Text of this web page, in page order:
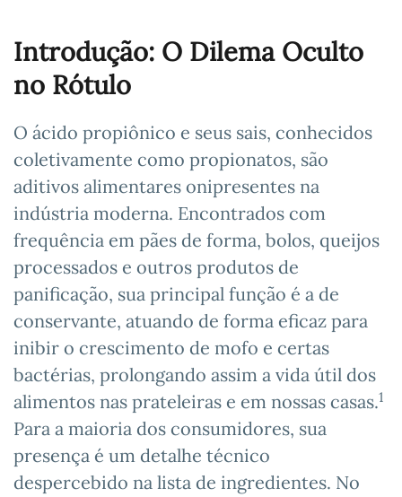
Introdução: O Dilema Oculto
no Rótulo
O ácido propiônico e seus sais, conhecidos
coletivamente como propionatos, são
aditivos alimentares onipresentes na
indústria moderna. Encontrados com
frequência em pães de forma, bolos, queijos
processados e outros produtos de
panificação, sua principal função é a de
conservante, atuando de forma eficaz para
inibir o crescimento de mofo e certas
bactérias, prolongando assim a vida útil dos
alimentos nas prateleiras e em nossas casas.1
Para a maioria dos consumidores, sua
presença é um detalhe técnico
despercebido na lista de ingredientes. No